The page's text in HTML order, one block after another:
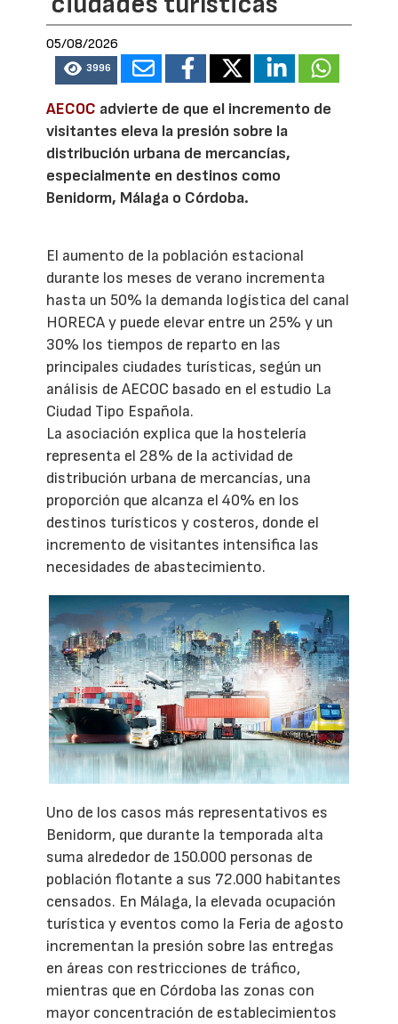
05/08/2026
3996
AECOC advierte de que el incremento de
visitantes eleva la presión sobre la
distribución urbana de mercancías,
especialmente en destinos como
Benidorm, Málaga o Córdoba.
El aumento de la población estacional
durante los meses de verano incrementa
hasta un 50% la demanda logística del canal
HORECA y puede elevar entre un 25% y un
30% los tiempos de reparto en las
principales ciudades turísticas, según un
análisis de AECOC basado en el estudio La
Ciudad Tipo Española.
La asociación explica que la hostelería
representa el 28% de la actividad de
distribución urbana de mercancías, una
proporción que alcanza el 40% en los
destinos turísticos y costeros, donde el
incremento de visitantes intensifica las
necesidades de abastecimiento.
Uno de los casos más representativos es
Benidorm, que durante la temporada alta
suma alrededor de 150.000 personas de
población flotante a sus 72.000 habitantes
censados. En Málaga, la elevada ocupación
turística y eventos como la Feria de agosto
incrementan la presión sobre las entregas
en áreas con restricciones de tráfico,
mientras que en Córdoba las zonas con
mayor concentración de establecimientos